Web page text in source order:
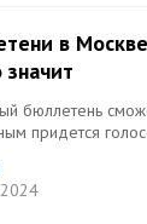
в
бюллетень
придется